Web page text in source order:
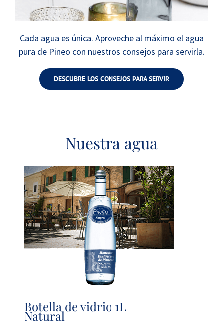
Cada agua es única. Aproveche al máximo el agua
pura de Pineo con nuestros consejos para servirla.
DESCUBRE LOS CONSEJOS PARA SERVIR
Nuestra agua
Botella de vidrio 1L
Natural